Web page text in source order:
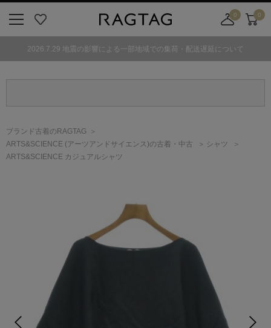
気
0
舗
カ
0
2026.7.29 地震の影響による一部地域での集荷・配送遅延について
ブランド古着のRAGTAG
ARTS&SCIENCE (アーツアンドサイエンス)の古着・中古
シャツ
ARTS&SCIENCE カジュアルシャツ